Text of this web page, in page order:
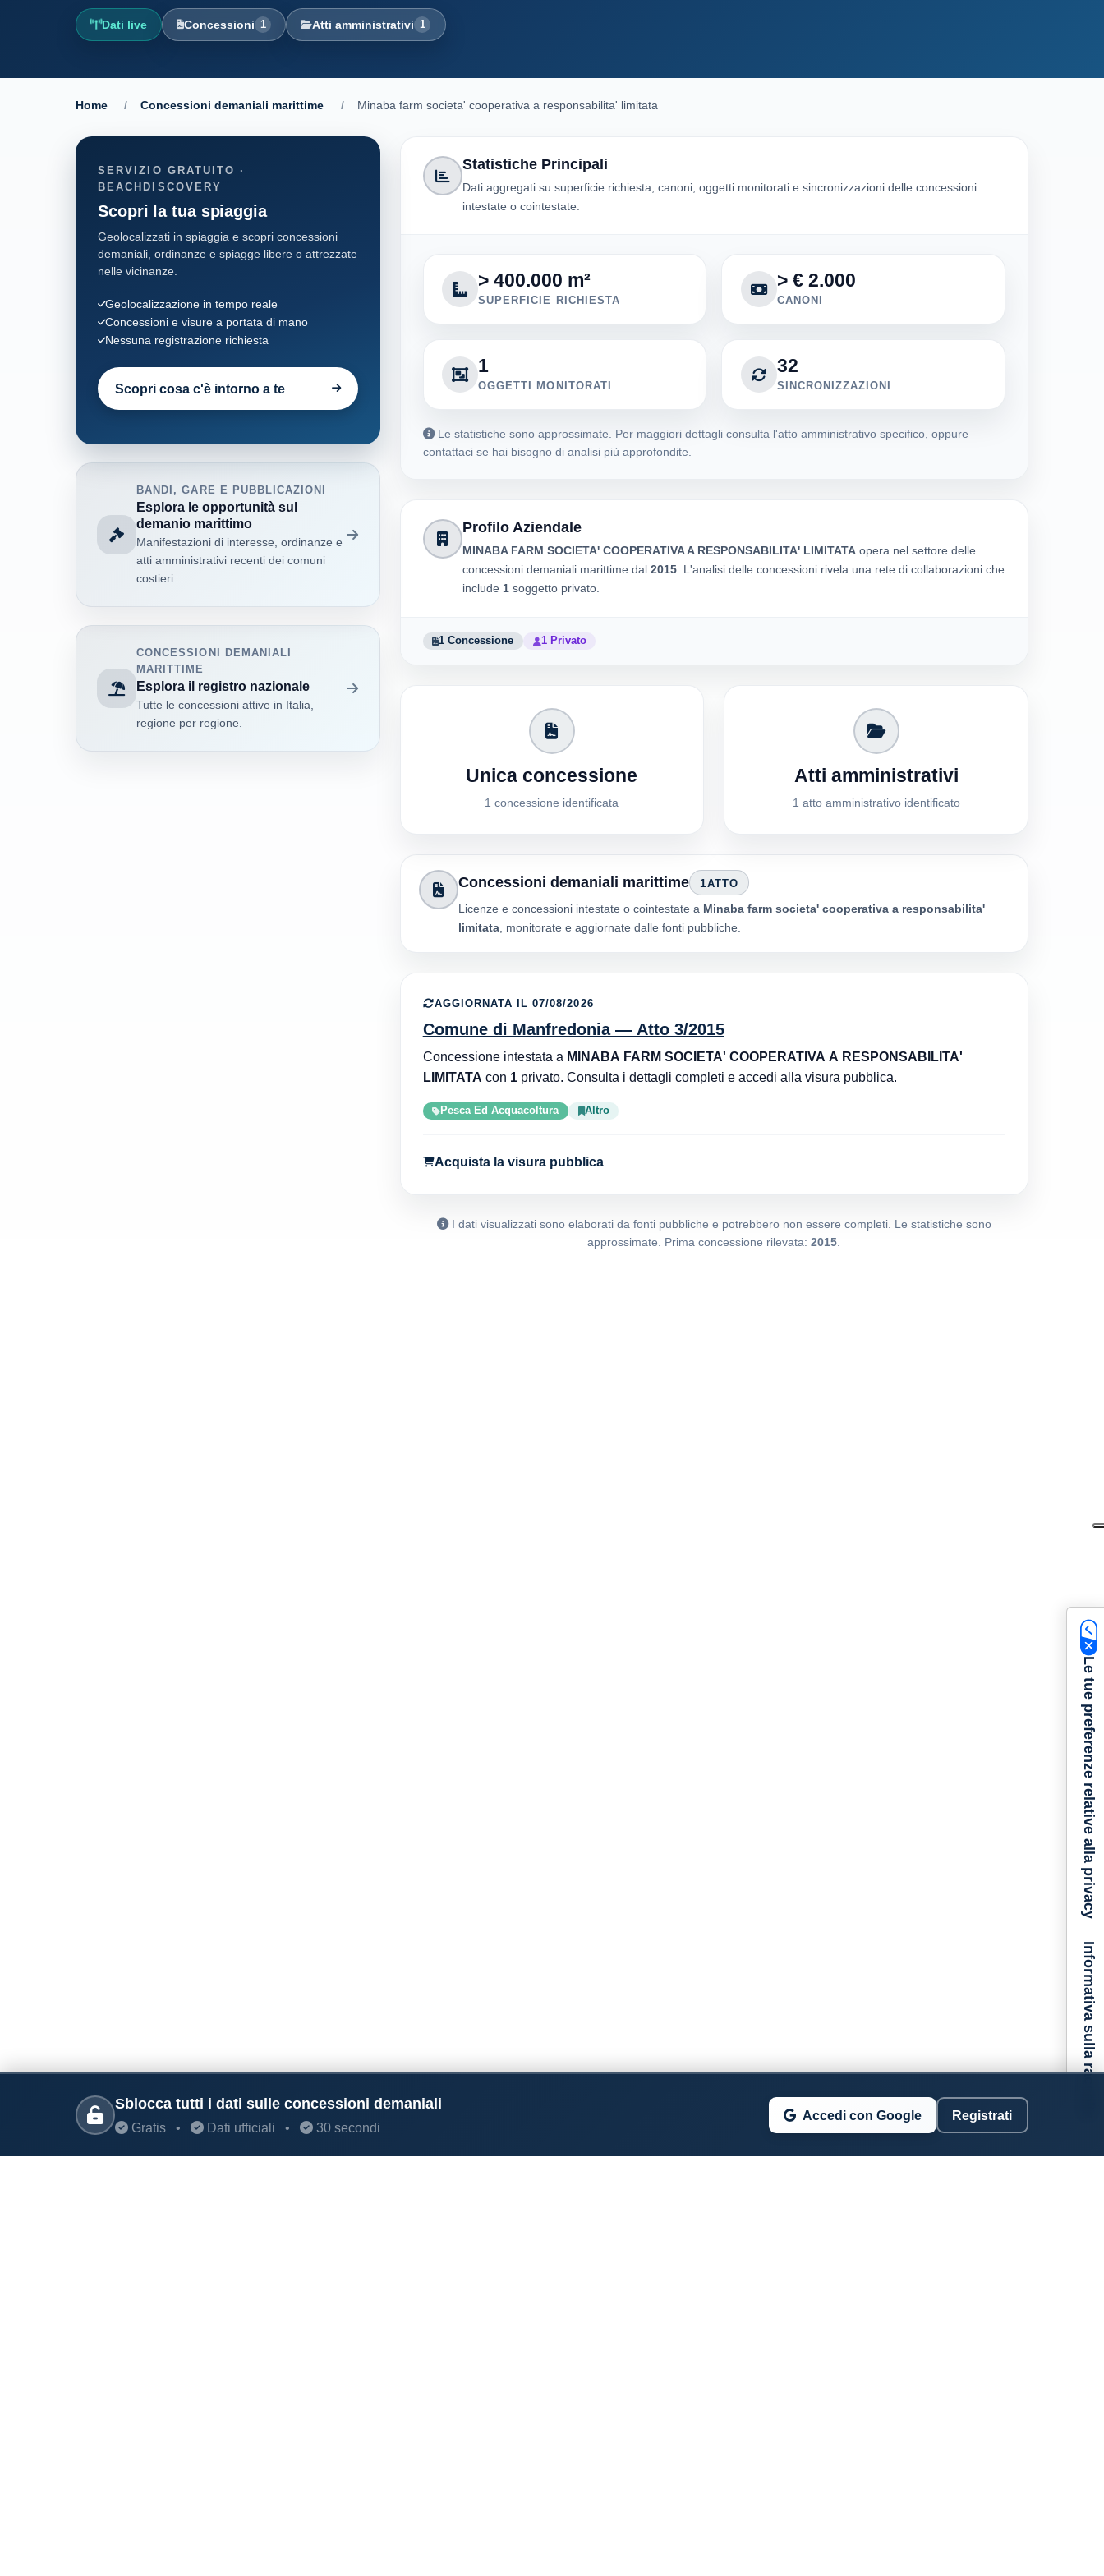
Dati live Concessioni 1 Atti amministrativi 1
Home / Concessioni demaniali marittime / Minaba farm societa' cooperativa a responsabilita' limitata
Statistiche Principali
Dati aggregati su superficie richiesta, canoni, oggetti monitorati e sincronizzazioni delle concessioni
intestate o cointestate.
> 400.000 m²
SUPERFICIE RICHIESTA
> € 2.000
CANONI
1
OGGETTI MONITORATI
32
SINCRONIZZAZIONI
Le statistiche sono approssimate. Per maggiori dettagli consulta l'atto amministrativo specifico, oppure
contattaci se hai bisogno di analisi più approfondite.
Profilo Aziendale
MINABA FARM SOCIETA' COOPERATIVA A RESPONSABILITA' LIMITATAopera nel settore delle
concessioni demaniali marittime dal 2015. L'analisi delle concessioni rivela una rete di collaborazioni che
include 1soggetto privato.
1 Concessione 1 Privato
Unica concessione
1 concessione identificata
Atti amministrativi
1 atto amministrativo identificato
Concessioni demaniali marittime 1ATTO
Licenze e concessioni intestate o cointestate a Minaba farm societa' cooperativa a responsabilita'
limitata , monitorate e aggiornate dalle fonti pubbliche.
AGGIORNATA IL 07/08/2026
Comune di Manfredonia — Atto 3/2015
Concessione intestata a MINABA FARM SOCIETA' COOPERATIVA A RESPONSABILITA'
LIMITATA con 1privato. Consulta i dettagli completi e accedi alla visura pubblica.
Pesca Ed Acquacoltura Altro
Acquista la visura pubblica
I dati visualizzati sono elaborati da fonti pubbliche e potrebbero non essere completi. Le statistiche sono
approssimate. Prima concessione rilevata:2015.
SERVIZIO GRATUITO ·
BEACHDISCOVERY
Scopri la tua spiaggia
Geolocalizzati in spiaggia e scopri concessioni
demaniali, ordinanze e spiagge libere o attrezzate
nelle vicinanze.
Geolocalizzazione in tempo reale
Concessioni e visure a portata di mano
Nessuna registrazione richiesta
Scopri cosa c'è intorno a te
BANDI, GARE E PUBBLICAZIONI
Esplora le opportunità sul
demanio marittimo
Manifestazioni di interesse, ordinanze e
atti amministrativi recenti dei comuni
costieri.
CONCESSIONI DEMANIALI
MARITTIME
Esplora il registro nazionale
Tutte le concessioni attive in Italia,
regione per regione.
Sblocca tutti i dati sulle concessioni demaniali
Gratis • Dati ufficiali • 30 secondi
Accedi con Google Registrati
Le tue preferenze relative alla privacy
Informativa sulla raccolta